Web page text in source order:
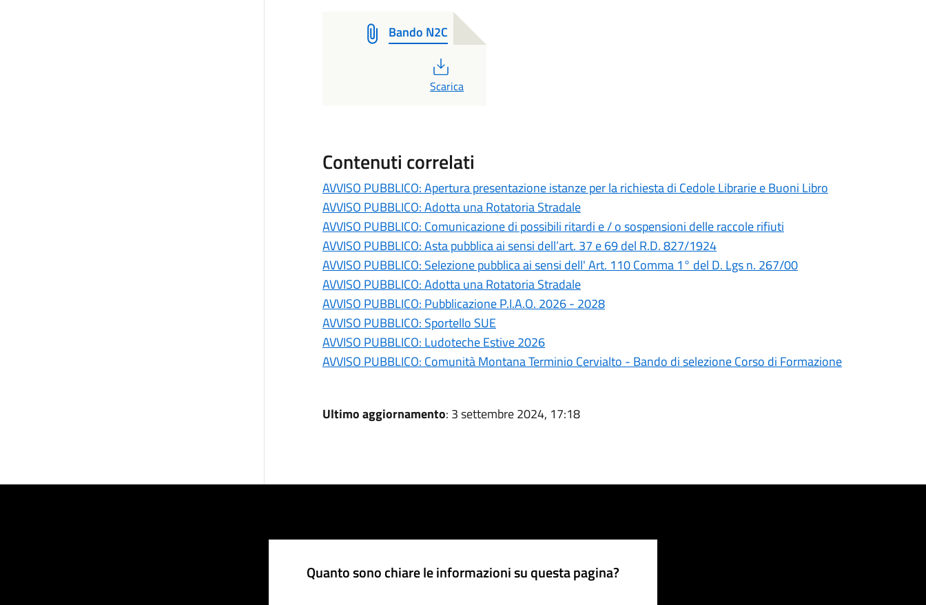
Bando N2C
PDF
Scarica
Contenuti correlati
AVVISO PUBBLICO: Apertura presentazione istanze per la richiesta di Cedole Librarie e Buoni Libro
AVVISO PUBBLICO: Adotta una Rotatoria Stradale
AVVISO PUBBLICO: Comunicazione di possibili ritardi e / o sospensioni delle raccole rifiuti
AVVISO PUBBLICO: Asta pubblica ai sensi dell’art. 37 e 69 del R.D. 827/1924
AVVISO PUBBLICO: Selezione pubblica ai sensi dell' Art. 110 Comma 1° del D. Lgs n. 267/00
AVVISO PUBBLICO: Adotta una Rotatoria Stradale
AVVISO PUBBLICO: Pubblicazione P.I.A.O. 2026 - 2028
AVVISO PUBBLICO: Sportello SUE
AVVISO PUBBLICO: Ludoteche Estive 2026
AVVISO PUBBLICO: Comunità Montana Terminio Cervialto - Bando di selezione Corso di Formazione
Ultimo aggiornamento: 3 settembre 2024, 17:18
Quanto sono chiare le informazioni su questa pagina?